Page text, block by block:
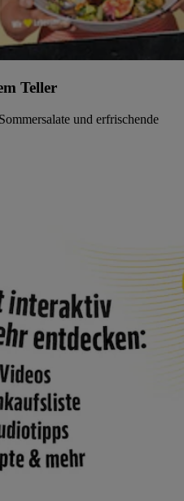
Teller
und erfrischende